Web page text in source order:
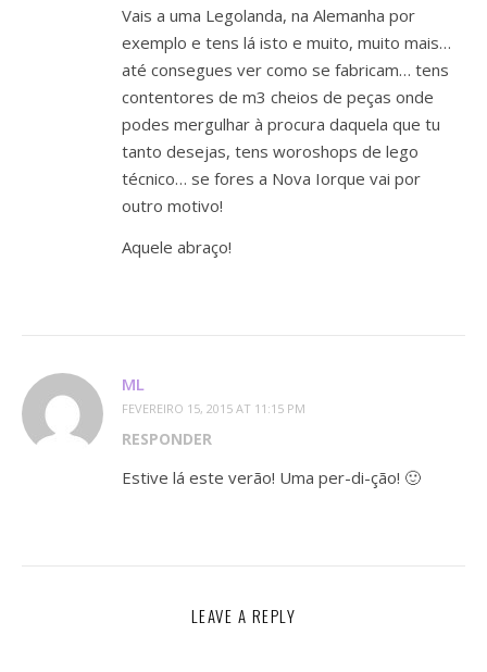
Vais a uma Legolanda, na Alemanha por
exemplo e tens lá isto e muito, muito mais…
até consegues ver como se fabricam… tens
contentores de m3 cheios de peças onde
podes mergulhar à procura daquela que tu
tanto desejas, tens woroshops de lego
técnico… se fores a Nova Iorque vai por
outro motivo!
Aquele abraço!
ML
FEVEREIRO 15, 2015 AT 11:15 PM
RESPONDER
Estive lá este verão! Uma per-di-ção! 🙂
LEAVE A REPLY